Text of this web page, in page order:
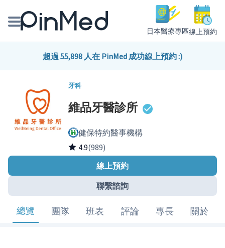
日本醫療專區線上預約
線上預約醫師、院所
健康主題館
我是醫療人員
超過 55,898 人在 PinMed 成功線上預約 :)
牙科
維品牙醫診所
健保特約醫事機構
4.9(989)
線上預約
聯繫諮詢
總覽 團隊 班表 評論 專長 關於